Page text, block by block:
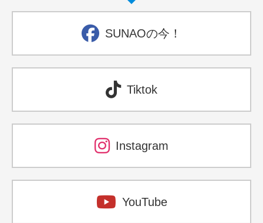
SUNAOの今！
Tiktok
Instagram
YouTube